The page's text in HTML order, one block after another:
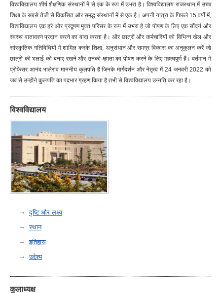
विश्वविद्यालय शीर्ष शैक्षणिक संस्थानों में से एक के रूप में उभरा है। विश्वविद्यालय राजस्थान में उच्च
शिक्षा के सबसे तेजी से विकसित और समृद्ध संस्थानों में से एक है। अपनी यात्रा के पिछले 15 वर्षों में,
विश्वविद्यालय एक हरे और प्रदूषण मुक्त परिसर के रूप में उभरा है जो पोषण के लिए एक सौंदर्य और
स्वस्थ वातावरण प्रदान करने का वादा करता है। और छात्रों और कर्मचारियों को विभिन्न खेल और
सांस्कृतिक गतिविधियों में शामिल करके शिक्षा, अनुसंधान और समग्र विकास का अनुकूलन करें जो
छात्रों की भलाई को बनाए रखने और उनकी क्षमता का पोषण करने के लिए महत्वपूर्ण हैं। वर्तमान में
प्रोफेसर आनंद भालेराव माननीय कुलपति हैं जिनके मार्गदर्शन और नेतृत्व में 24 जनवरी 2022 को
जब से उन्होंने कुलपति का पदभार ग्रहण किया है तभी से विश्वविद्यालय उन्नति कर रहा है।
विश्वविद्यालय
दृष्टि और लक्ष्य
स्थान
इतिहास
उद्देश्य
कुलाध्यक्ष